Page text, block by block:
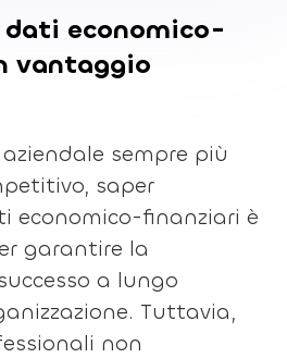
economico-
vantaggio
sempre più
saper
economico-finanziari è
garantire la
a lungo
Tuttavia,
non